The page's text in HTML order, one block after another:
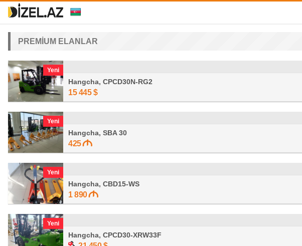
PREMİUM ELANLAR
Yeni
Hangcha, CPCD30N-RG2
15 445 $
Yeni
Hangcha, SBA 30
425
Yeni
Hangcha, CBD15-WS
1 890
Yeni
Hangcha, CPCD30-XRW33F